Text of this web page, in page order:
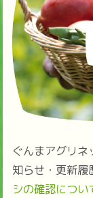
ぐんまアグリ
知らせ・更新履
シの確認につい